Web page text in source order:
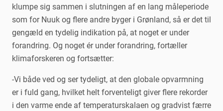
klumpe sig sammen i slutningen af en lang måleperiode
som for Nuuk og flere andre byger i Grønland, så er det til
gengæld en tydelig indikation på, at noget er under
forandring. Og noget ér under forandring, fortæller
klimaforskeren og fortsætter:
-Vi både ved og ser tydeligt, at den globale opvarmning
er i fuld gang, hvilket helt forventeligt giver flere rekorder
i den varme ende af temperaturskalaen og gradvist færre